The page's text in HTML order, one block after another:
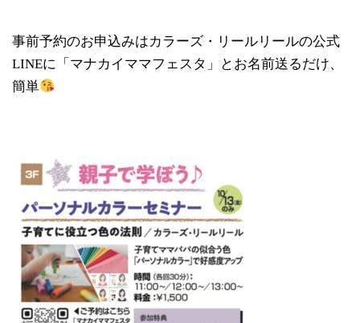
事前予約のお申込みはカラーズ・リールリールの公式
LINEに「マナカイママフェスタ」とお名前送るだけ、
簡単